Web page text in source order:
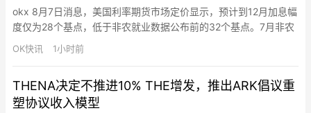
okx 8月7日消息，美国利率期货市场定价显示，预计到12月加息幅
度仅为28个基点，低于非农就业数据公布前的32个基点。7月非农
就业数据疲软，美债价格飙升。
OK快讯 1小时前
THENA决定不推进10% THE增发，推出ARK倡议重
塑协议收入模型